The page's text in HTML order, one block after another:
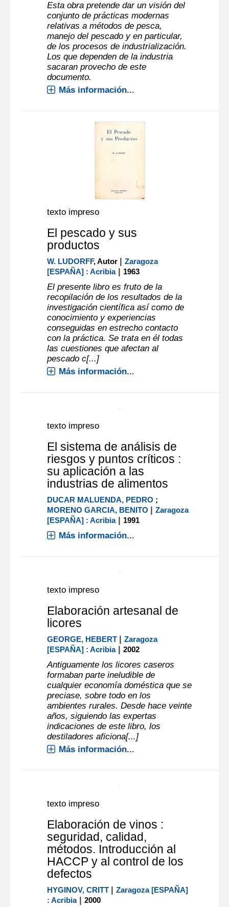
Esta obra pretende dar un visión del
conjunto de prácticas modernas
relativas a métodos de pesca,
manejo del pescado y en particular,
de los procesos de industrialización.
Los que dependen de la industria
sacaran provecho de este
documento.
Más información...
texto impreso
El pescado y sus
productos
W. LUDORFF, Autor |Zaragoza
[ESPAÑA] : Acribia| 1963
El presente libro es fruto de la
recopilación de los resultados de la
investigación científica así como de
conocimiento y experiencias
conseguidas en estrecho contacto
con la práctica. Se trata en él todas
las cuestiones que afectan al
pescado c[...]
Más información...
texto impreso
El sistema de análisis de
riesgos y puntos críticos :
su aplicación a las
industrias de alimentos
DUCAR MALUENDA, PEDRO;
Más información...
texto impreso
Elaboración artesanal de
licores
GEORGE, HEBERT |Zaragoza
formaban parte ineludible de
cualquier economía doméstica que se
preciase, sobre todo en los
ambientes rurales. Desde hace veinte
años, siguiendo las expertas
indicaciones de este libro, los
destiladores aficiona[...]
Más información...